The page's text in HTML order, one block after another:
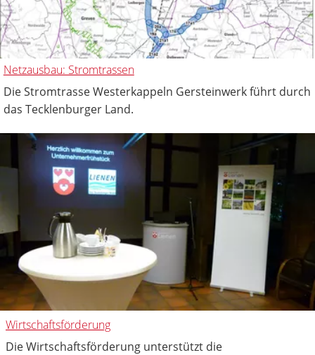
Netzausbau: Stromtrassen
Die Stromtrasse Westerkappeln Gersteinwerk führt durch
das Tecklenburger Land.
Wirtschaftsförderung
Die Wirtschaftsförderung unterstützt die